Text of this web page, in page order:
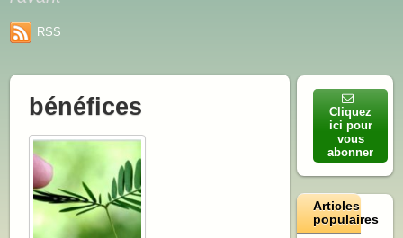
RSS
bénéfices
Cliquez
ici pour
vous
abonner
Articles
populaires